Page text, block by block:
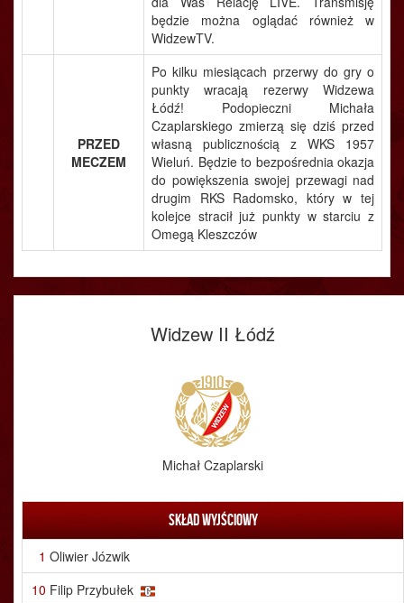
będzie można oglądać również w
WidzewTV.
PRZED
MECZEM
Po kilku miesiącach przerwy do gry o
punkty wracają rezerwy Widzewa
Łódź! Podopieczni Michała
Czaplarskiego zmierzą się dziś przed
własną publicznością z WKS 1957
Wieluń. Będzie to bezpośrednia okazja
do powiększenia swojej przewagi nad
drugim RKS Radomsko, który w tej
kolejce stracił już punkty w starciu z
Omegą Kleszczów
Widzew II Łódź
Michał Czaplarski
Skład wyjściowy
1 Oliwier Józwik
10 Filip Przybułek